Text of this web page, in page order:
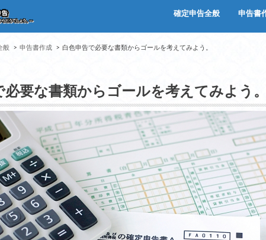
確定申告全般
確定申告の必要有無
確定申告しないとどうな
る？
確定申告って何するの？
申告書
白色申
会計ソ
収支内
収支内
収支内
収支内
確定申
般 申告書作成 白色申告で必要な書類からゴールを考えてみよう。
必要な書類からゴールを考えてみよう。